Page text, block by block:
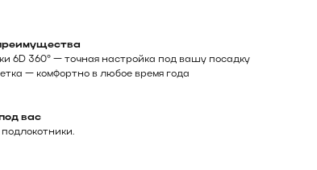
6D 360° — точная настройка под вашу посадку
— комфортно в любое время года
вас
подлокотники.